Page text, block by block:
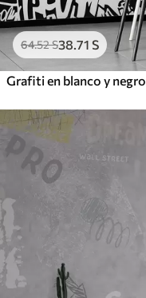
64.52S38 .71 S
Grafiti en blanco y negro